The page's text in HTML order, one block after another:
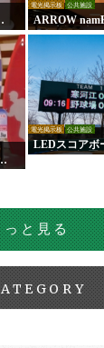
電光掲示板 公共施設
ARROW
D電光掲示板
電光掲示板 公共施設
LEDスコアボ
野球場に設置
っと見る